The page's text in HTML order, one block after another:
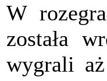
W
została
wygrali aż